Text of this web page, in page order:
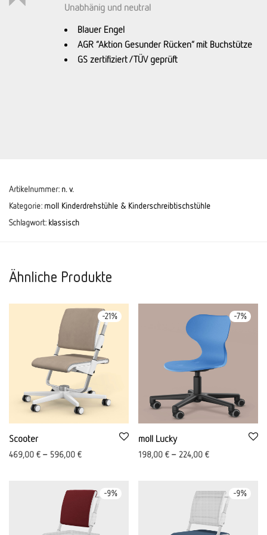
Unabhänig und neutral
Blauer Engel
AGR “Aktion Gesunder Rücken” mit Buchstütze
GS zertifiziert / TÜV geprüft
Artikelnummer: n. v.
Kategorie: moll Kinderdrehstühle & Kinderschreibtischstühle
Schlagwort: klassisch
Ähnliche Produkte
-21%
Scooter
469,00 € – 596,00 €
-7%
moll Lucky
198,00 € – 224,00 €
-9% -9%